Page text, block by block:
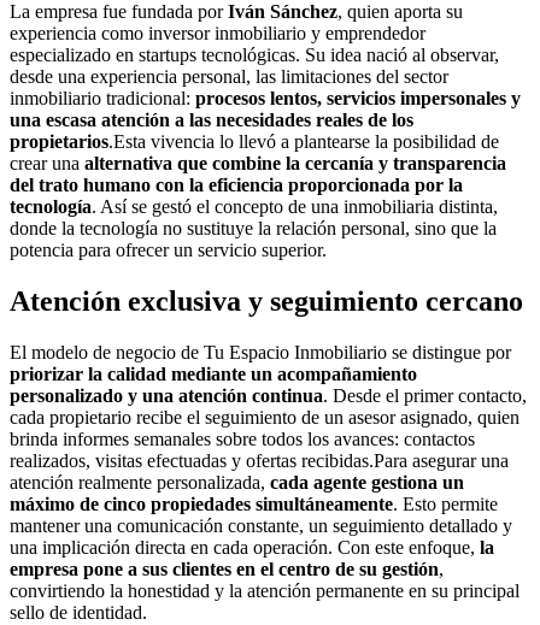
La empresa fue fundada porIván Sánchez, quien aporta su
experiencia como inversor inmobiliario y emprendedor
especializado en startups tecnológicas. Su idea nació al observar,
desde una experiencia personal, las limitaciones del sector
inmobiliario tradicional: procesos lentos, servicios impersonales y
una escasa atención a las necesidades reales de los
propietarios.Esta vivencia lo llevó a plantearse la posibilidad de
crear una alternativa que combine la cercanía y transparencia
del trato humano con la eficiencia proporcionada por la
tecnología. Así se gestó el concepto de una inmobiliaria distinta,
donde la tecnología no sustituye la relación personal, sino que la
potencia para ofrecer un servicio superior.
Atención exclusiva y seguimiento cercano
El modelo de negocio de Tu Espacio Inmobiliario se distingue por
priorizar la calidad mediante un acompañamiento
personalizado y una atención continua. Desde el primer contacto,
cada propietario recibe el seguimiento de un asesor asignado, quien
brinda informes semanales sobre todos los avances: contactos
realizados, visitas efectuadas y ofertas recibidas.Para asegurar una
atención realmente personalizada, cada agente gestiona un
máximo de cinco propiedades simultáneamente. Esto permite
mantener una comunicación constante, un seguimiento detallado y
una implicación directa en cada operación. Con este enfoque, la
empresa pone a sus clientes en el centro de su gestión,
convirtiendo la honestidad y la atención permanente en su principal
sello de identidad.